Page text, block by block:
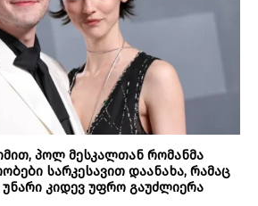
პოლ მესკალთან რომანმა
სარკესავით დაანახა, რამაც
უნარი კიდევ უფრო გაუძლიერა